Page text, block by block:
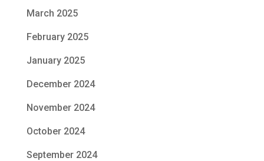
March 2025
February 2025
January 2025
December 2024
November 2024
October 2024
September 2024